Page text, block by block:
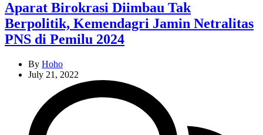
Aparat Birokrasi Diimbau Tak
Berpolitik, Kemendagri Jamin Netralitas
PNS di Pemilu 2024
By Hoho
July 21, 2022